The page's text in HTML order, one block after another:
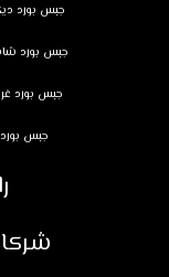
جبس بورد
جبس بورد
جبس بورد
جبس